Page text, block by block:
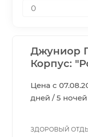
Джуниор
Корпус:
Цена с
дней / 5 ночей
ЗДОРОВЫЙ